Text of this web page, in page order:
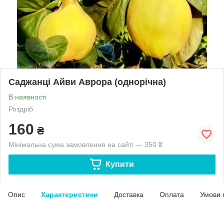
Саджанці Айви Аврора (однорічна)
В наявності
Роздріб
160 ₴
Мінімальна сума замовлення на сайті — 350 ₴
Купити
Опис Характеристики Доставка Оплата Умови